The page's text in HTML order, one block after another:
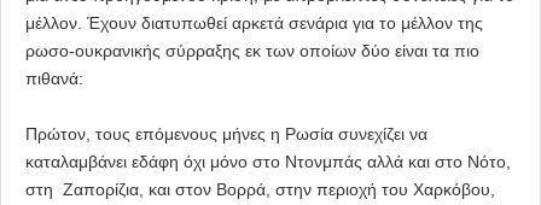
μέλλον. Έχουν διατυπωθεί αρκετά σενάρια για το μέλλον της
ρωσο-ουκρανικής σύρραξης εκ των οποίων δύο είναι τα πιο
πιθανά:
Πρώτον, τους επόμενους μήνες η Ρωσία συνεχίζει να
καταλαμβάνει εδάφη όχι μόνο στο Ντονμπάς αλλά και στο Νότο,
στη Ζαπορίζια, και στον Βορρά, στην περιοχή του Χαρκόβου,